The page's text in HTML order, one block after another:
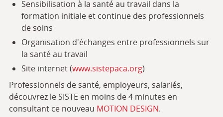
Sensibilisation à la santé au travail dans la
formation initiale et continue des professionnels
de soins
Organisation d'échanges entre professionnels sur
la santé au travail
Site internet (www.sistepaca.org)
Professionnels de santé, employeurs, salariés,
découvrez le SISTE en moins de 4 minutes en
consultant ce nouveau MOTION DESIGN.